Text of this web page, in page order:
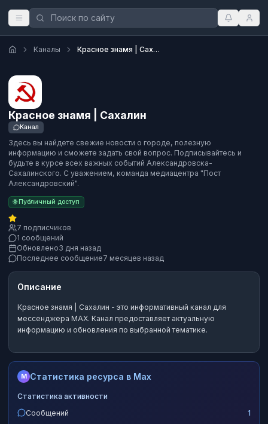
Каналы Красное знамя | Сахалин
Красное знамя | Сахалин
Канал
Здесь вы найдете свежие новости о городе, полезную
информацию и сможете задать свой вопрос. Подписывайтесь и
будьте в курсе всех важных событий Александровска-
Сахалинского. С уважением, команда медиацентра "Пост
Александровский".
🌐 Публичный доступ
7 подписчиков
1 сообщений
Обновлено3 дня назад
Последнее сообщение7 месяцев назад
Описание
Красное знамя | Сахалин - это информативный канал для
мессенджера MAX. Канал предоставляет актуальную
информацию и обновления по выбранной тематике.
M Статистика ресурса в Max
Статистика активности
Сообщений
1